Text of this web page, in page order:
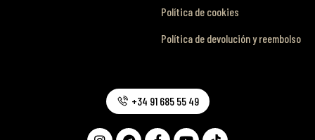
Política de cookies
Política de devolución y reembolso
+34 91 685 55 49